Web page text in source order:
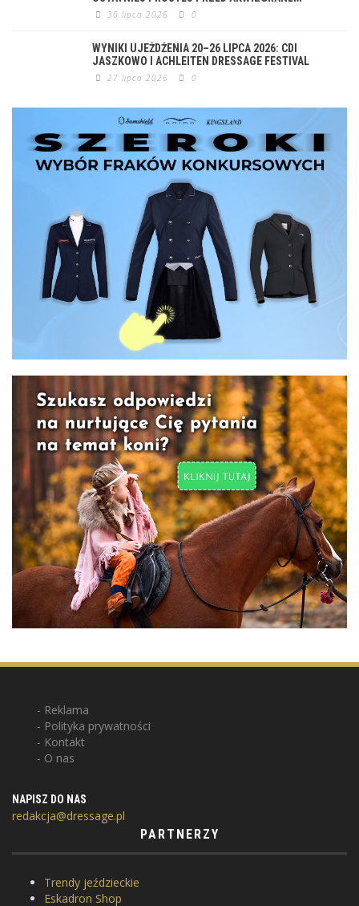
30 lipca 2026 0
WYNIKI UJEŻDŻENIA 20–26 LIPCA 2026: CDI
JASZKOWO I ACHLEITEN DRESSAGE FESTIVAL
27 lipca 2026 0
Reklama
Polityka prywatności
Kontakt
O nas
NAPISZ DO NAS
redakcja@dressage.pl
PARTNERZY
Trendy jeździeckie
Eskadron Shop